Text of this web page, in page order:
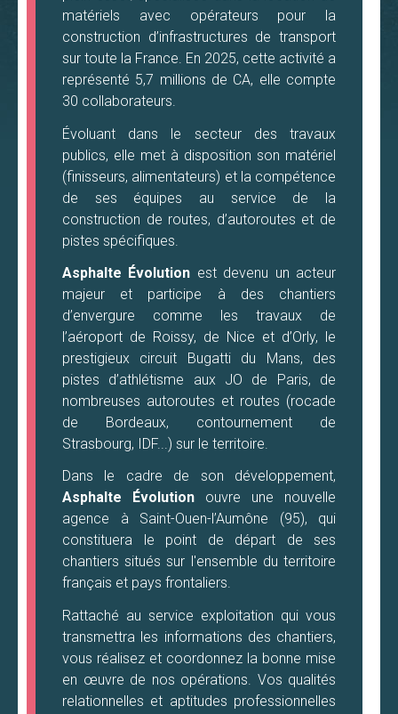
matériels avec opérateurs pour la
construction d’infrastructures de transport
sur toute la France. En 2025, cette activité a
représenté 5,7 millions de CA, elle compte
30 collaborateurs.
Évoluant dans le secteur des travaux
publics, elle met à disposition son matériel
(finisseurs, alimentateurs) et la compétence
de ses équipes au service de la
construction de routes, d’autoroutes et de
pistes spécifiques.
Asphalte Évolution est devenu un acteur
majeur et participe à des chantiers
d’envergure comme les travaux de
l’aéroport de Roissy, de Nice et d’Orly, le
prestigieux circuit Bugatti du Mans, des
pistes d’athlétisme aux JO de Paris, de
nombreuses autoroutes et routes (rocade
de Bordeaux, contournement de
Strasbourg, IDF...) sur le territoire.
Dans le cadre de son développement,
Asphalte Évolution ouvre une nouvelle
agence à Saint-Ouen-l’Aumône (95), qui
constituera le point de départ de ses
chantiers situés sur l'ensemble du territoire
français et pays frontaliers.
Rattaché au service exploitation qui vous
transmettra les informations des chantiers,
vous réalisez et coordonnez la bonne mise
en œuvre de nos opérations. Vos qualités
relationnelles et aptitudes professionnelles